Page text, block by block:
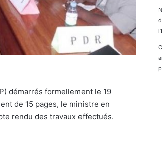
démarrés formellement le 19
de 15 pages, le ministre en
rendu des travaux effectués.